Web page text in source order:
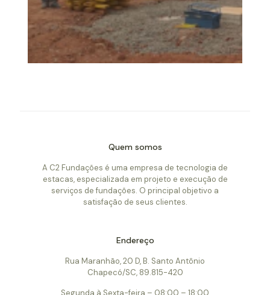
estacas, especializada em projeto e execução de
serviços de fundações. O principal objetivo a
satisfação de seus clientes.
Chapecó/SC, 89.815-420
Segunda à Sexta-feira – 08:00 – 18:00
Sábado – 08:00 – 12:00
Quem somos
A C2 Fundações é uma empresa de tecnologia de
estacas, especializada em projeto e execução de
serviços de fundações. O principal objetivo a
satisfação de seus clientes.
Endereço
Rua Maranhão, 20 D, B. Santo Antônio
Chapecó/SC, 89.815-420
Segunda à Sexta-feira – 08:00 – 18:00